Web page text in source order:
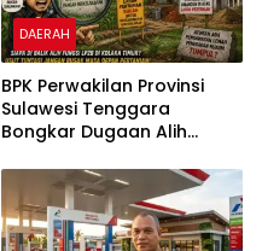
DAERAH
BPK Perwakilan Provinsi
Sulawesi Tenggara
Bongkar Dugaan Alih
Timur, Sarang Walet dan
Permukiman Berdiri di
Lahan Pertanian